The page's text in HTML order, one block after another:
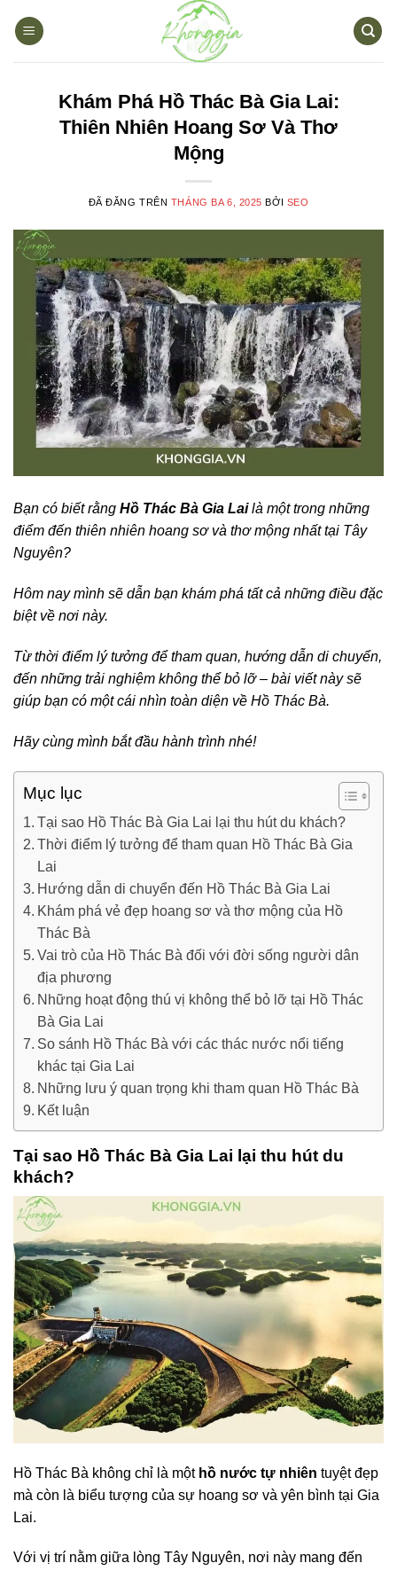
đến
Khám Phá Hồ Thác Bà Gia Lai:
Thiên Nhiên Hoang Sơ Và Thơ
Mộng
ĐÃ ĐĂNG TRÊN THÁNG BA 6, 2025 BỞI SEO
Bạn có biết rằng Hồ Thác Bà Gia Lailà một trong những
điểm đến thiên nhiên hoang sơ và thơ mộng nhất tại Tây
Nguyên?
Hôm nay mình sẽ dẫn bạn khám phá tất cả những điều đặc
biệt về nơi này.
Từ thời điểm lý tưởng để tham quan, hướng dẫn di chuyển,
đến những trải nghiệm không thể bỏ lỡ – bài viết này sẽ
giúp bạn có một cái nhìn toàn diện về Hồ Thác Bà.
Hãy cùng mình bắt đầu hành trình nhé!
Mục lục
Tại sao Hồ Thác Bà Gia Lai lại thu hút du khách?
Thời điểm lý tưởng để tham quan Hồ Thác Bà Gia
Lai
Hướng dẫn di chuyển đến Hồ Thác Bà Gia Lai
Khám phá vẻ đẹp hoang sơ và thơ mộng của Hồ
Thác Bà
Vai trò của Hồ Thác Bà đối với đời sống người dân
địa phương
Những hoạt động thú vị không thể bỏ lỡ tại Hồ Thác
Bà Gia Lai
So sánh Hồ Thác Bà với các thác nước nổi tiếng
khác tại Gia Lai
Những lưu ý quan trọng khi tham quan Hồ Thác Bà
Kết luận
Tại sao Hồ Thác Bà Gia Lai lại thu hút du
khách?
Hồ Thác Bà không chỉ là một hồ nước tự nhiên tuyệt đẹp
mà còn là biểu tượng của sự hoang sơ và yên bình tại Gia
Lai.
Với vị trí nằm giữa lòng Tây Nguyên, nơi này mang đến